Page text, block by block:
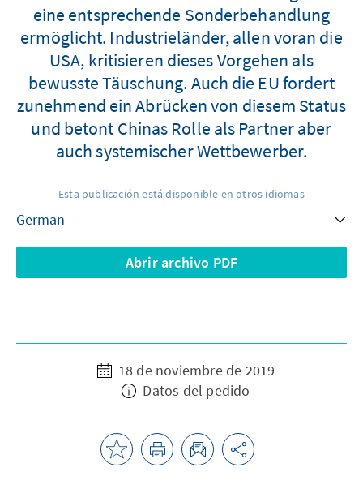
eine entsprechende Sonderbehandlung
ermöglicht. Industrieländer, allen voran die
USA, kritisieren dieses Vorgehen als
bewusste Täuschung. Auch die EU fordert
zunehmend ein Abrücken von diesem Status
und betont Chinas Rolle als Partner aber
auch systemischer Wettbewerber.
Esta publicación está disponible en otros idiomas
Abrir archivo PDF
18 de noviembre de 2019
Datos del pedido